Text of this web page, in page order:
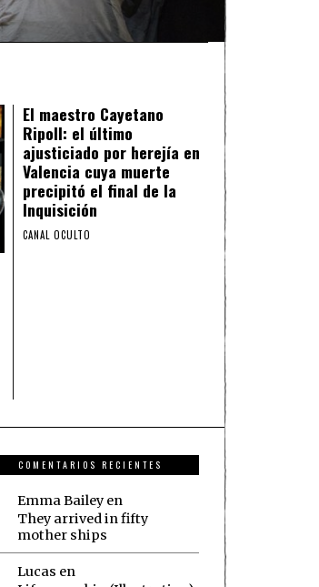
El maestro Cayetano
Ripoll: el último
ajusticiado por herejía en
Valencia cuya muerte
precipitó el final de la
Inquisición
CANAL OCULTO
COMENTARIOS RECIENTES
Emma Bailey en
They arrived in fifty
mother ships
Lucas en